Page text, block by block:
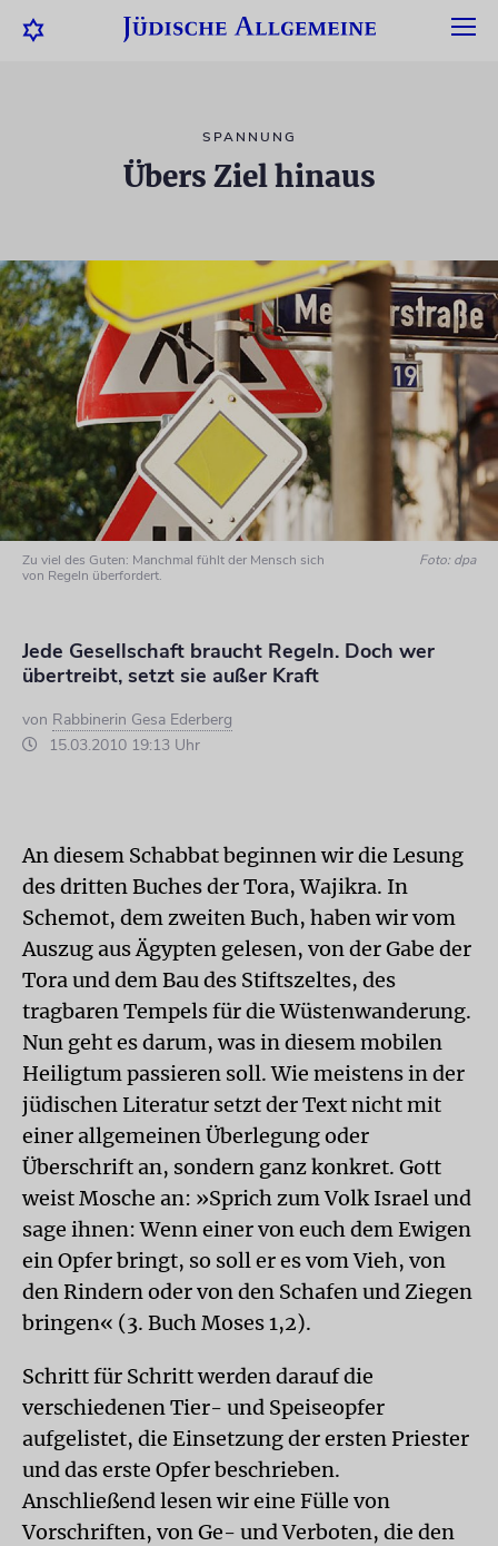
SPANNUNG
Übers Ziel hinaus
Zu viel des Guten: Manchmal fühlt der Mensch sich
von Regeln überfordert.
Foto: dpa
Jede Gesellschaft braucht Regeln. Doch wer
übertreibt, setzt sie außer Kraft
von Rabbinerin Gesa Ederberg
15.03.2010 19:13 Uhr
An diesem Schabbat beginnen wir die Lesung
des dritten Buches der Tora, Wajikra. In
Schemot, dem zweiten Buch, haben wir vom
Auszug aus Ägypten gelesen, von der Gabe der
Tora und dem Bau des Stiftszeltes, des
tragbaren Tempels für die Wüstenwanderung.
Nun geht es darum, was in diesem mobilen
Heiligtum passieren soll. Wie meistens in der
jüdischen Literatur setzt der Text nicht mit
einer allgemeinen Überlegung oder
Überschrift an, sondern ganz konkret. Gott
weist Mosche an: »Sprich zum Volk Israel und
sage ihnen: Wenn einer von euch dem Ewigen
ein Opfer bringt, so soll er es vom Vieh, von
den Rindern oder von den Schafen und Ziegen
bringen« (3. Buch Moses 1,2).
Schritt für Schritt werden darauf die
verschiedenen Tier- und Speiseopfer
aufgelistet, die Einsetzung der ersten Priester
und das erste Opfer beschrieben.
Anschließend lesen wir eine Fülle von
Vorschriften, von Ge- und Verboten, die den